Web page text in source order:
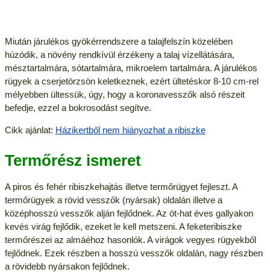
Miután járulékos gyökérrendszere a talajfelszín közelében
húzódik, a növény rendkívül érzékeny a talaj vízellátására,
mésztartalmára, sótartalmára, mikroelem tartalmára. A járulékos
rügyek a cserjetörzsön keletkeznek, ezért ültetéskor 8-10 cm-rel
mélyebben ültessük, úgy, hogy a koronavesszők alsó részeit
befedje, ezzel a bokrosodást segítve.
Cikk ajánlat: Házikertből nem hiányozhat a ribiszke
Termőrész ismeret
A piros és fehér ribiszkehajtás illetve termőrügyet fejleszt. A
termőrügyek a rövid vesszők (nyársak) oldalán illetve a
középhosszú vesszők alján fejlődnek. Az öt-hat éves gallyakon
kevés virág fejlődik, ezeket le kell metszeni. A feketeribiszke
termőrészei az almáéhoz hasonlók. A virágok vegyes rügyekből
fejlődnek. Ezek részben a hosszú vesszők oldalán, nagy részben
a rövidebb nyársakon fejlődnek.